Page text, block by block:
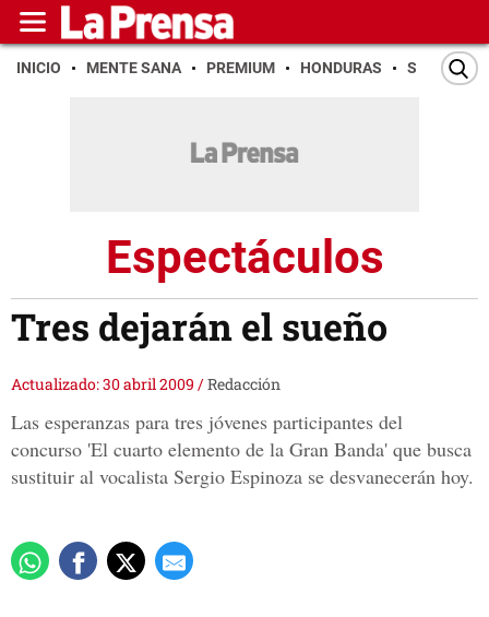
INICIO MENTE SANA PREMIUM HONDURAS SAN PEDRO
Espectáculos
Tres dejarán el sueño
Actualizado: 30 abril 2009 /Redacción
Las esperanzas para tres jóvenes participantes del
concurso 'El cuarto elemento de la Gran Banda' que busca
sustituir al vocalista Sergio Espinoza se desvanecerán hoy.